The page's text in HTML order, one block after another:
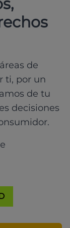
de
ti, por un
de tu
decisiones